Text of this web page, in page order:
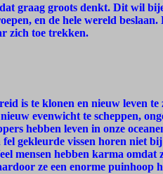
graag groots denkt. Dit wil
en de hele wereld
zich toe trekken.
is te klonen en nieuw leven
evenwicht te scheppen,
hebben leven in onze
gekleurde vissen horen niet
mensen hebben karma omdat
ze een enorme puinhoop